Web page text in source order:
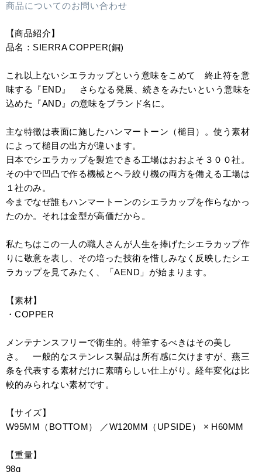
商品についてのお問い合わせ
【商品紹介】
品名：SIERRA COPPER(銅)
これ以上ないシエラカップという意味をこめて 終止符を意
味する『END』 さらなる発展、続きをみたいという意味を
込めた『AND』の意味をブランド名に。
主な特徴は表面に施したハンマートーン（槌目）。使う素材
によって槌目の出方が違います。
日本でシエラカップを製造できる工場はおおよそ３００社。
その中で凹凸で作る機械とヘラ絞り機の両方を備える工場は
１社のみ。
今までなぜ誰もハンマートーンのシエラカップを作らなかっ
たのか。それは金型が高価だから。
私たちはこの一人の職人さんが人生を捧げたシエラカップ作
りに敬意を表し、その培った技術を惜しみなく反映したシエ
ラカップを見てみたく、「AEND」が始まります。
【素材】
・COPPER
メンテナンスフリーで衛生的。特筆するべきはその美し
さ。 一般的なステンレス製品は所有感に欠けますが、燕三
条を代表する素材だけに素晴らしい仕上がり。経年変化は比
較的みられない素材です。
【サイズ】
W95MM（BOTTOM） ／W120MM（UPSIDE） × H60MM
【重量】
98g